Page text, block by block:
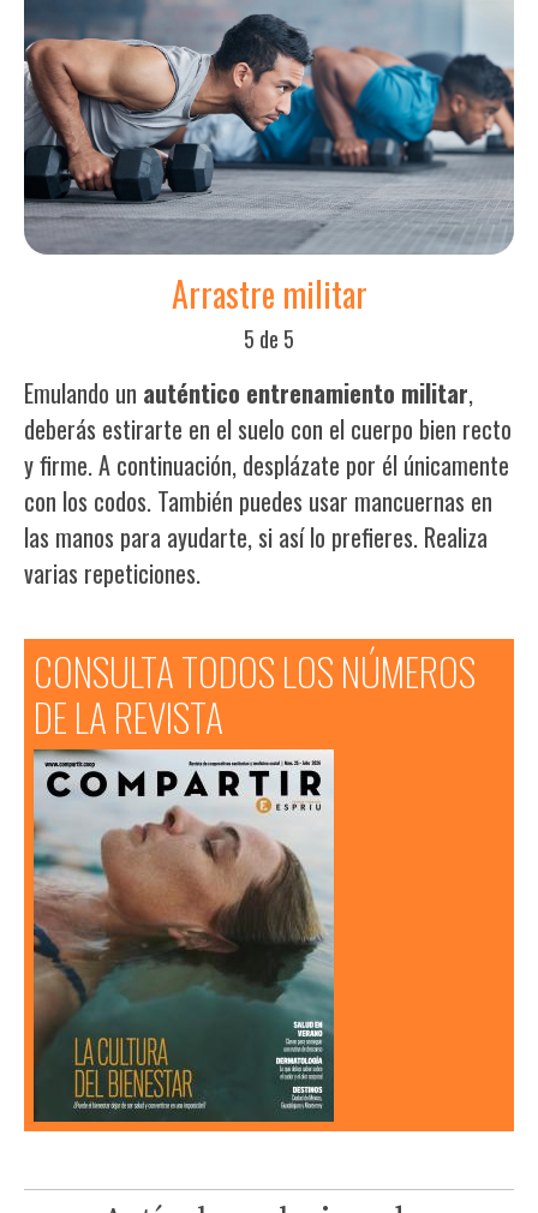
Arrastre militar
5 de 5
Emulando un auténtico entrenamiento militar,
deberás estirarte en el suelo con el cuerpo bien recto
y firme. A continuación, desplázate por él únicamente
con los codos. También puedes usar mancuernas en
las manos para ayudarte, si así lo prefieres. Realiza
varias repeticiones.
CONSULTA TODOS LOS NÚMEROS
DE LA REVISTA